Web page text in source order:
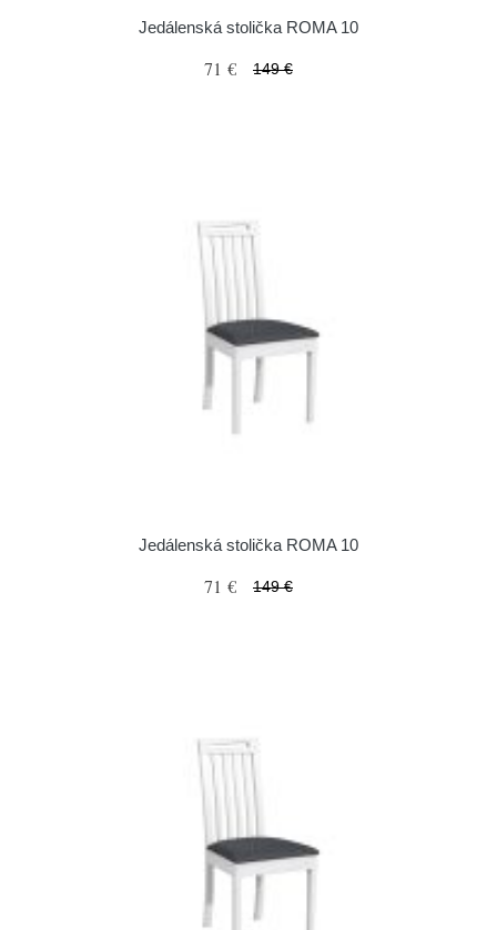
Jedálenská stolička ROMA 10
71 € 149 €
Jedálenská stolička ROMA 10
71 € 149 €